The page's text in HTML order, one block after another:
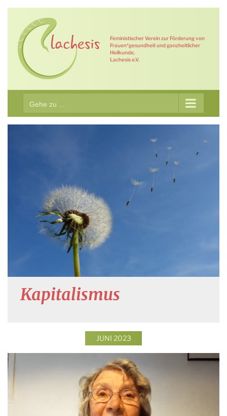
Zum
springen
Feministischer Verein zur Förderung von
Frauen*gesundheit und ganzheitlicher
Heilkunde,
Lachesis e.V.
Gehe zu ...
Kapitalismus
JUNI 2023